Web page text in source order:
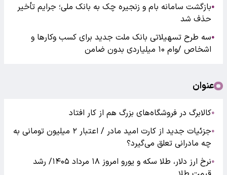
●بازگشت سامانه بام و زنجیره چک به بانک ملی؛ جرایم تأخیر
حذف شد
●سه طرح تسهیلاتی بانک ملت جدید برای کسب وکارها و
اشخاص /وام ۱۰ میلیاردی بدون ضامن
عنوان
●کالابرگ در فروشگاه‌های بزرگ هم از کار افتاد
●
جزئیات جدید از کارت امید مادر / اعتبار ۲ میلیون تومانی به
چه مادرانی تعلق می‌گیرد؟
●
نرخ ارز دلار، طلا سکه و یورو امروز ۱۸ مرداد ۱۴۰۵/ رشد